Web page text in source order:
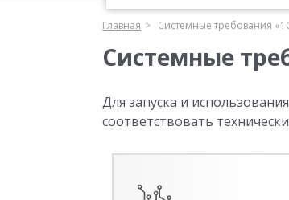
Главная Системные требования
Системные
Для запуска и
соответствовать